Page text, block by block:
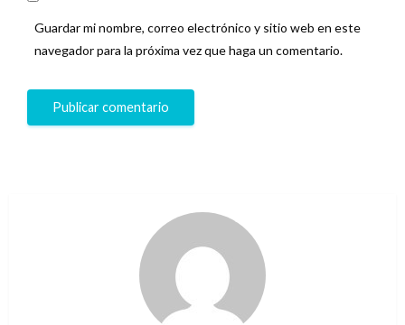
Guardar mi nombre, correo electrónico y sitio web en este
navegador para la próxima vez que haga un comentario.